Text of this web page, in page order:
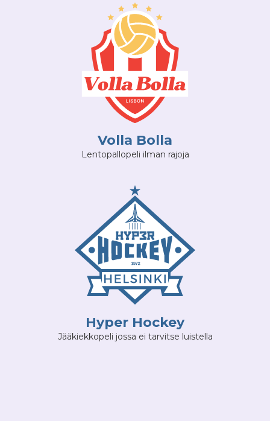
Volla Bolla
Lentopallopeli ilman rajoja
Hyper Hockey
Jääkiekkopeli jossa ei tarvitse luistella